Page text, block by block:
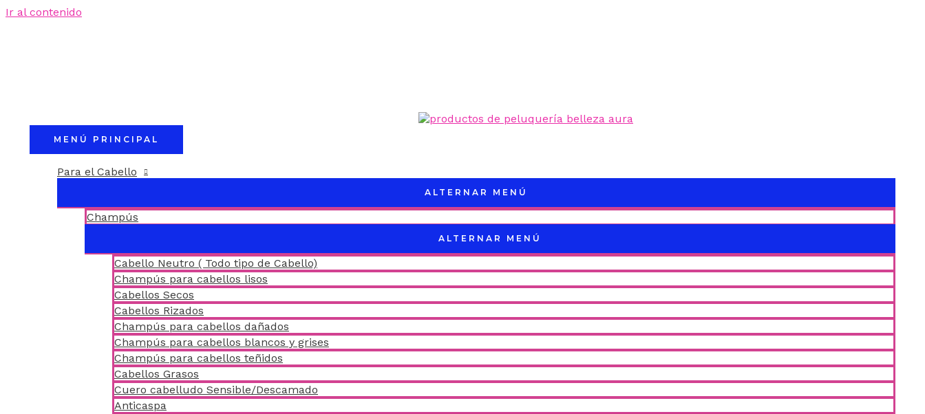
Ir al contenido
MENÚ PRINCIPAL
Para el Cabello
ALTERNAR MENÚ
Champús
ALTERNAR MENÚ
Cabello Neutro ( Todo tipo de Cabello)
Champús para cabellos lisos
Cabellos Secos
Cabellos Rizados
Champús para cabellos dañados
Champús para cabellos blancos y grises
Champús para cabellos teñidos
Cabellos Grasos
Cuero cabelludo Sensible/Descamado
Anticaspa